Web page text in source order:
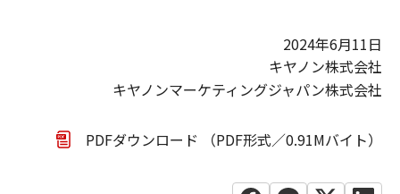
2024年6月11日
キヤノン株式会社
キヤノンマーケティングジャパン株式会社
PDFダウンロード （PDF形式／0.91Mバイト）